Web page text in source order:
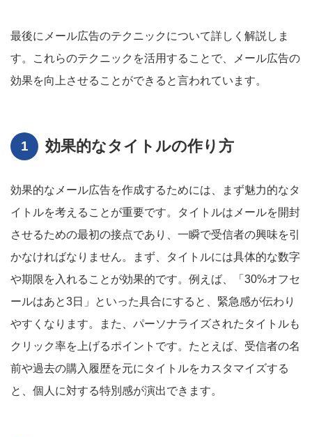
最後にメール広告のテクニックについて詳しく解説しま
す。これらのテクニックを活用することで、メール広告の
効果を向上させることができると言われています。
効果的なタイトルの作り方
効果的なメール広告を作成するためには、まず魅力的なタ
イトルを考えることが重要です。タイトルはメールを開封
させるための最初の接点であり、一瞬で受信者の興味を引
かなければなりません。まず、タイトルには具体的な数字
や期限を入れることが効果的です。例えば、「30%オフセ
ールはあと3日」といった具合にすると、緊急感が伝わり
やすくなります。また、パーソナライズされたタイトルも
クリック率を上げるポイントです。たとえば、受信者の名
前や過去の購入履歴を元にタイトルをカスタマイズする
と、個人に対する特別感が演出できます。